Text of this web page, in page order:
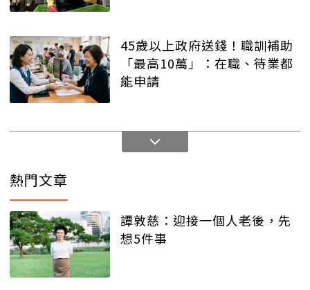
45歲以上政府送錢！職訓補助
「最高10萬」：在職、待業都
能申請
熱門文章
譚敦慈：迎接一個人老後，先
想5件事